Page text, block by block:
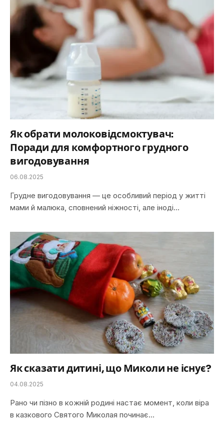
Як обрати молоковідсмоктувач:
Поради для комфортного грудного
вигодовування
06.08.2025
Грудне вигодовування — це особливий період у житті
мами й малюка, сповнений ніжності, але іноді…
Як сказати дитині, що Миколи не існує?
04.08.2025
Рано чи пізно в кожній родині настає момент, коли віра
в казкового Святого Миколая починає…